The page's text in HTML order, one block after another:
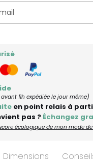
11h expédiée le jour même)
en point relais à
pas ? Échangez
écologique de mon mode
Dimensions